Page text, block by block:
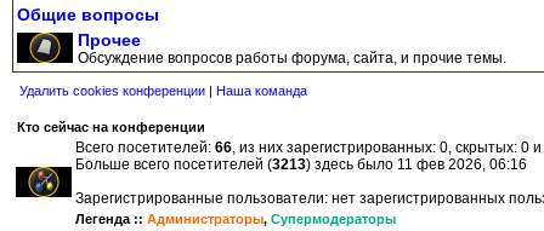
Общие вопросы
Прочее
Обсуждение вопросов работы форума, сайта, и прочие темы.
Удалить cookies конференции | Наша команда
Кто сейчас на конференции
Всего посетителей: 66, из них зарегистрированных: 0, скрытых: 0
Больше всего посетителей (3213) здесь было 11 фев 2026, 06:16
Зарегистрированные пользователи: нет зарегистрированных
Легенда :: Администраторы, Супермодераторы